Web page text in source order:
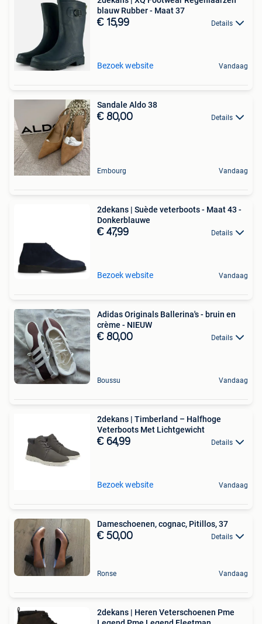
blauw Rubber - Maat 37
€ 15,99 Details
Bezoek website Vandaag
Sandale Aldo 38
€ 80,00 Details
Embourg Vandaag
2dekans | Suède veterboots - Maat 43 -
Donkerblauwe
€ 47,99 Details
Bezoek website Vandaag
Adidas Originals Ballerina's - bruin en
crème - NIEUW
€ 80,00 Details
Boussu Vandaag
2dekans | Timberland – Halfhoge
Veterboots Met Lichtgewicht
€ 64,99 Details
Bezoek website Vandaag
Dameschoenen, cognac, Pitillos, 37
€ 50,00 Details
Ronse Vandaag
2dekans | Heren Veterschoenen Pme